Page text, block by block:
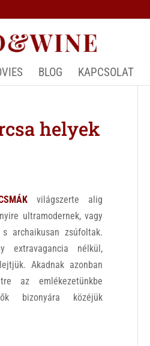
BLOG KAPCSOLAT
helyek
világszerte alig
ultramodernek, vagy
archaikusan zsúfoltak.
extravagancia nélkül,
Akadnak azonban
az emlékezetünkbe
bizonyára közéjük